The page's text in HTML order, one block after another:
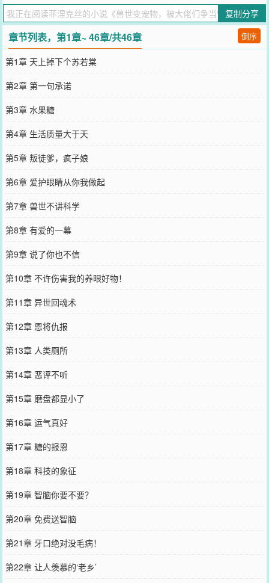
但上进的大熊猫是第一位饲主，皇后地位牢固且不可撼动，就是爱吃
醋这一点让苏若棠总是觉得无奈有钱有颜的黑豹总裁就是貌美贵妃，
一身皮毛溜光水滑，凭借钞能力深得盛宠人鱼大明星温柔体贴且实在
貌美，就算不是毛茸茸也总会引得苏若棠侧目还有一心钻空子的狐
狸、软萌可爱的垂耳兔……窝在温柔乡里的苏若棠一转身，发现竟然
还有一整个兽世的毛茸茸等着她去宠幸！……兽人体内的狂躁因子伴
着血液流淌，会在外界刺激下随时苏醒，狂躁值飙升的最终结果是变
成一只失去理智的嗜血猛兽一生都在和狂躁因子做抗争的兽人发现饲
养一只伴宠能够有效安抚狂躁因子，稳定狂躁值而灵裔种更是其中佼
佼者就在这时，拥有史上最强安抚子能力的苏若棠出现了……
您要是觉得《兽世变宠物，被大佬们争当饲养员
忘记向您QQ群和微博微信里的朋友推荐哦！
复制分享
章节列表，第1章~ 46章/共46章 倒序
第1章 天上掉下个苏若棠
第2章 第一句承诺
第3章 水果糖
第4章 生活质量大于天
第5章 叛徒爹，疯子娘
第6章 爱护眼睛从你我做起
第7章 兽世不讲科学
第8章 有爱的一幕
第9章 说了你也不信
第10章 不许伤害我的养眼好物！
第11章 异世回魂术
第12章 恩将仇报
第13章 人类厕所
第14章 恶评不听
第15章 磨盘都显小了
第16章 运气真好
第17章 糖的报恩
第18章 科技的象征
第19章 智脑你要不要？
第20章 免费送智脑
第21章 牙口绝对没毛病！
第22章 让人羡慕的‘老乡’